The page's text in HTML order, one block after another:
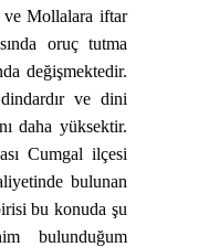
ve Mollalara iftar
oruç tutma
değişmektedir.
ve dini
daha yüksektir.
Cumgal ilçesi
bulunan
bu konuda şu
bulunduğum